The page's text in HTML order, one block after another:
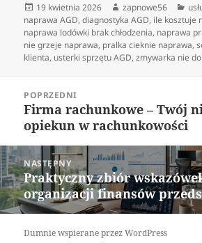
Data
publikacji
19 kwietnia 2026 Autor
zapnowe56
naprawa AGD,diagnostyka AGD, ile kosztuje
naprawa lodówki brak chłodzenia, naprawa
nie grzeje naprawa, pralka cieknie naprawa,
klienta, usterki sprzętu AGD,zmywarka nie
wpisuPOPRZEDNI
Poprzedni
wpis:
Firma rachunkowe – Twój
opiekun w rachunkowości
NASTĘPNY
Następny
wpis:
Praktyczny zbiór
organizacji finansów
Dumnie wspierane przez WordPress